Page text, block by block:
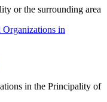
or the surrounding area
in the Principality of